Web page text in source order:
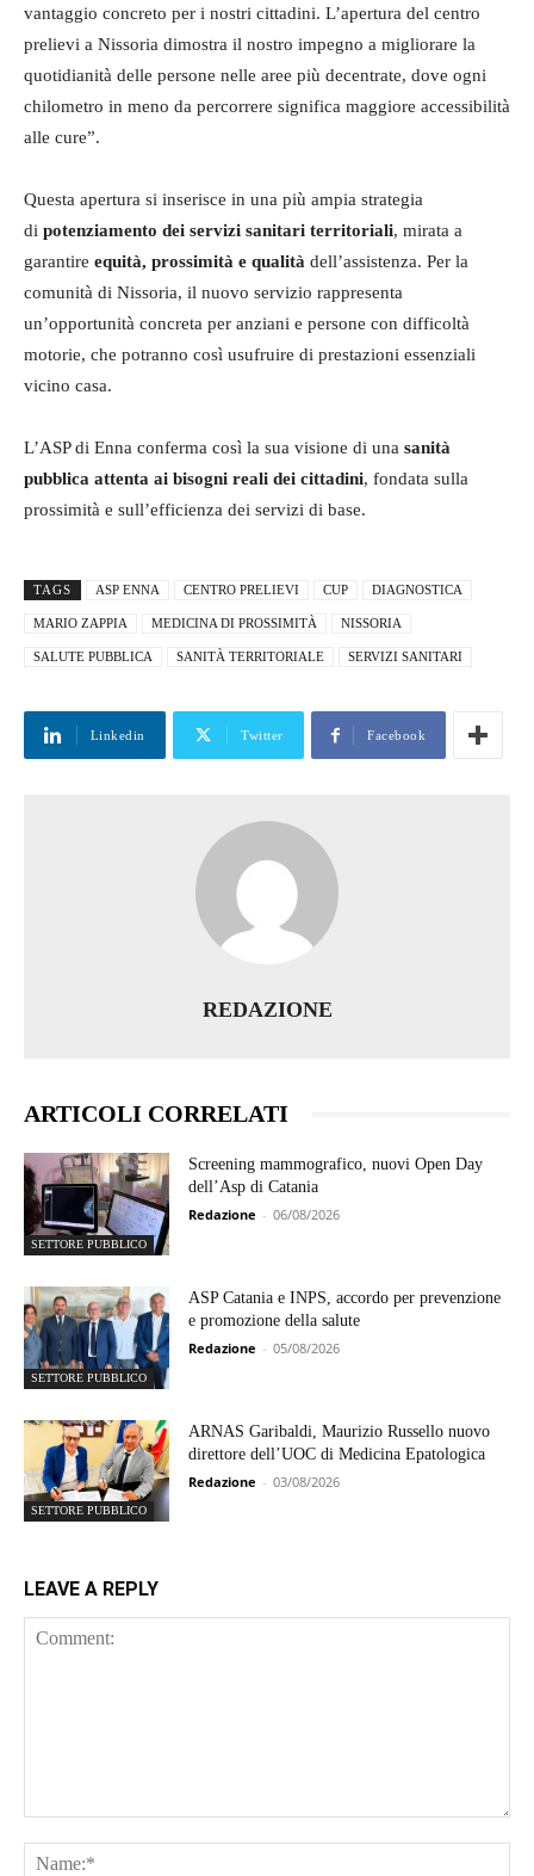
vantaggio concreto per i nostri cittadini. L’apertura del centro
prelievi a Nissoria dimostra il nostro impegno a migliorare la
quotidianità delle persone nelle aree più decentrate, dove ogni
chilometro in meno da percorrere significa maggiore accessibilità
alle cure”.
Questa apertura si inserisce in una più ampia strategia
di potenziamento dei servizi sanitari territoriali, mirata a
garantire equità, prossimità e qualità dell’assistenza. Per la
comunità di Nissoria, il nuovo servizio rappresenta
un’opportunità concreta per anziani e persone con difficoltà
motorie, che potranno così usufruire di prestazioni essenziali
vicino casa.
L’ASP di Enna conferma così la sua visione di una sanità
pubblica attenta ai bisogni reali dei cittadini, fondata sulla
prossimità e sull’efficienza dei servizi di base.
TAGS ASP ENNA CENTRO PRELIEVI CUP DIAGNOSTICA
MARIO ZAPPIA MEDICINA DI PROSSIMITÀ NISSORIA
SALUTE PUBBLICA SANITÀ TERRITORIALE SERVIZI SANITARI
Linkedin Twitter Facebook
REDAZIONE
ARTICOLI CORRELATI
SETTORE PUBBLICO
Screening mammografico, nuovi Open Day
dell’Asp di Catania
Redazione - 06/08/2026
SETTORE PUBBLICO
ASP Catania e INPS, accordo per prevenzione
e promozione della salute
Redazione - 05/08/2026
SETTORE PUBBLICO
ARNAS Garibaldi, Maurizio Russello nuovo
direttore dell’UOC di Medicina Epatologica
Redazione - 03/08/2026
LEAVE A REPLY